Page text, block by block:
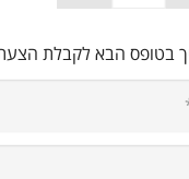
בטופס הבא לקבלת